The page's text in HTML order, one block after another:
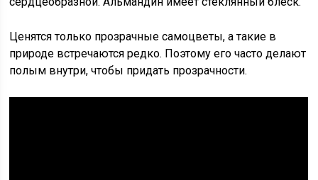
Ценятся только прозрачные самоцветы, а такие в
природе встречаются редко. Поэтому его часто делают
полым внутри, чтобы придать прозрачности.